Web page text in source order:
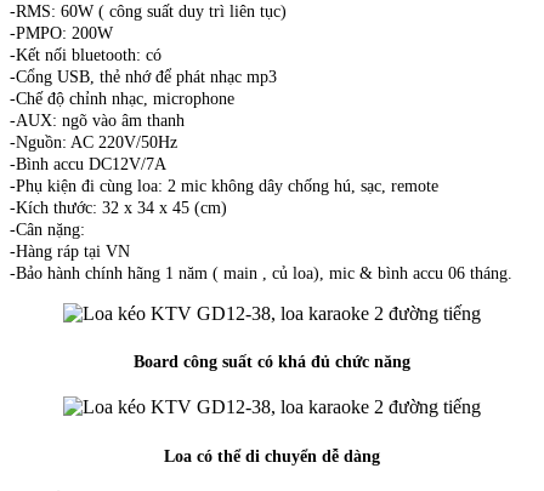
-RMS: 60W ( công suất duy trì liên tục)
-PMPO: 200W
-Kết nối bluetooth: có
-Cổng USB, thẻ nhớ để phát nhạc mp3
-Chế độ chỉnh nhạc, microphone
-AUX: ngõ vào âm thanh
-Nguồn: AC 220V/50Hz
-Bình accu DC12V/7A
-Phụ kiện đi cùng loa: 2 mic không dây chống hú, sạc, remote
-Kích thước: 32 x 34 x 45 (cm)
-Cân nặng:
-Hàng ráp tại VN
-Bảo hành chính hãng 1 năm ( main , củ loa), mic & bình accu 06 tháng.
Board công suất có khá đủ chức năng
Loa có thể di chuyển dễ dàng